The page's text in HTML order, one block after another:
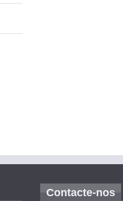
Contacte-nos